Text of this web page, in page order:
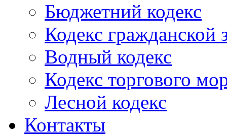
Бюджетний кодекс
Кодекс гражданской
Водный кодекс
Кодекс торгового
Лесной кодекс
Контакты